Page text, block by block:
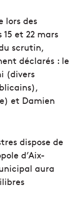
lors des
et 22 mars
scrutin,
déclarés : le
(divers
et Damien
dispose de
d’Aix-
aura